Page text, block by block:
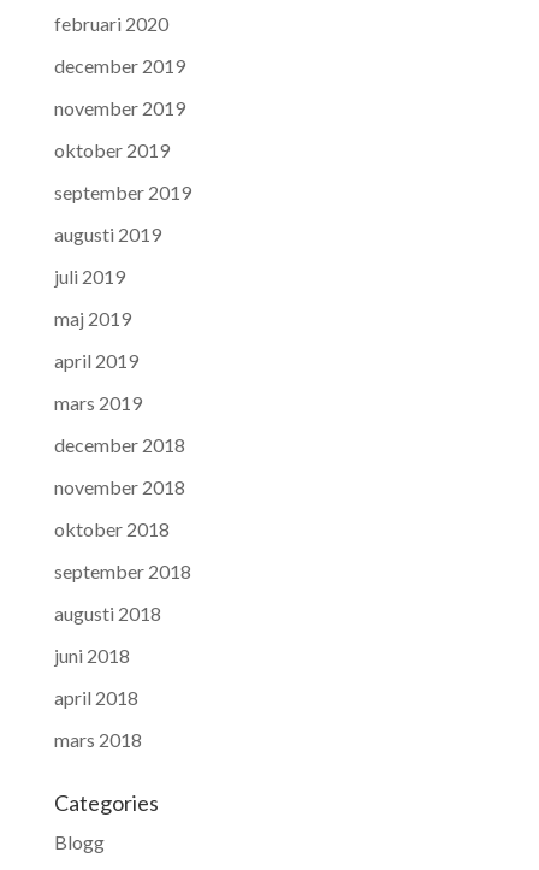
februari 2020
december 2019
november 2019
oktober 2019
september 2019
augusti 2019
juli 2019
maj 2019
april 2019
mars 2019
december 2018
november 2018
oktober 2018
september 2018
augusti 2018
juni 2018
april 2018
mars 2018
Categories
Blogg